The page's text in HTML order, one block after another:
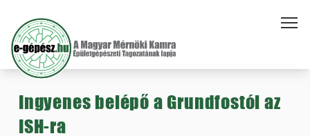
Ingyenes belépő a Grundfostól az
ISH-ra